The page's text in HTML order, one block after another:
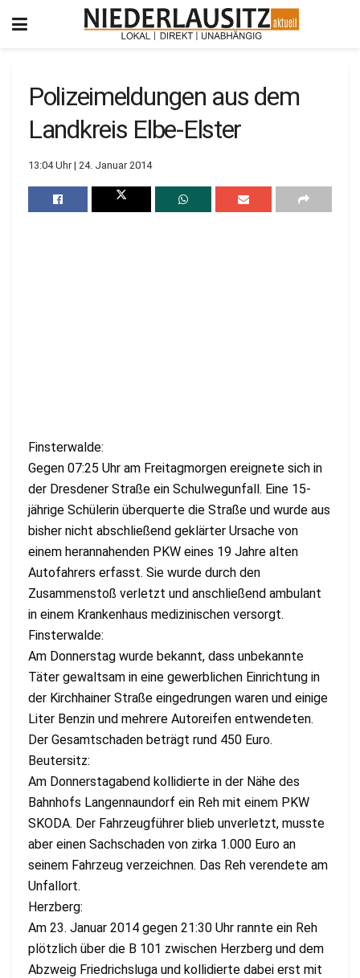
Polizeimeldungen aus dem
Landkreis Elbe-Elster
13:04 Uhr | 24. Januar 2014
Finsterwalde:
Gegen 07:25 Uhr am Freitagmorgen ereignete sich in
der Dresdener Straße ein Schulwegunfall. Eine 15-
jährige Schülerin überquerte die Straße und wurde aus
bisher nicht abschließend geklärter Ursache von
einem herannahenden PKW eines 19 Jahre alten
Autofahrers erfasst. Sie wurde durch den
Zusammenstoß verletzt und anschließend ambulant
in einem Krankenhaus medizinischen versorgt.
Finsterwalde:
Am Donnerstag wurde bekannt, dass unbekannte
Täter gewaltsam in eine gewerblichen Einrichtung in
der Kirchhainer Straße eingedrungen waren und einige
Liter Benzin und mehrere Autoreifen entwendeten.
Der Gesamtschaden beträgt rund 450 Euro.
Beutersitz:
Am Donnerstagabend kollidierte in der Nähe des
Bahnhofs Langennaundorf ein Reh mit einem PKW
SKODA. Der Fahrzeugführer blieb unverletzt, musste
aber einen Sachschaden von zirka 1.000 Euro an
seinem Fahrzeug verzeichnen. Das Reh verendete am
Unfallort.
Herzberg:
Am 23. Januar 2014 gegen 21:30 Uhr rannte ein Reh
plötzlich über die B 101 zwischen Herzberg und dem
Abzweig Friedrichsluga und kollidierte dabei erst mit